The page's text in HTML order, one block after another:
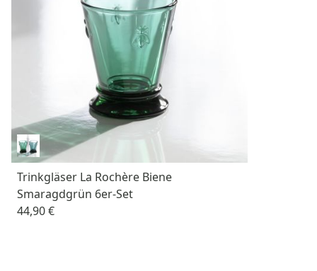
Trinkgläser La Rochère Biene
Smaragdgrün 6er-Set
44,90 €